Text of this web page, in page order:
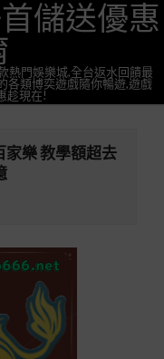
儲送優惠
熱門娛樂城,全台返水回饋最
各類博奕遊戲隨你暢遊,遊戲
趁現在!
樂 教學額超去